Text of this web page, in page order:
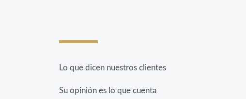
Lo que dicen nuestros clientes
Su opinión es lo que cuenta